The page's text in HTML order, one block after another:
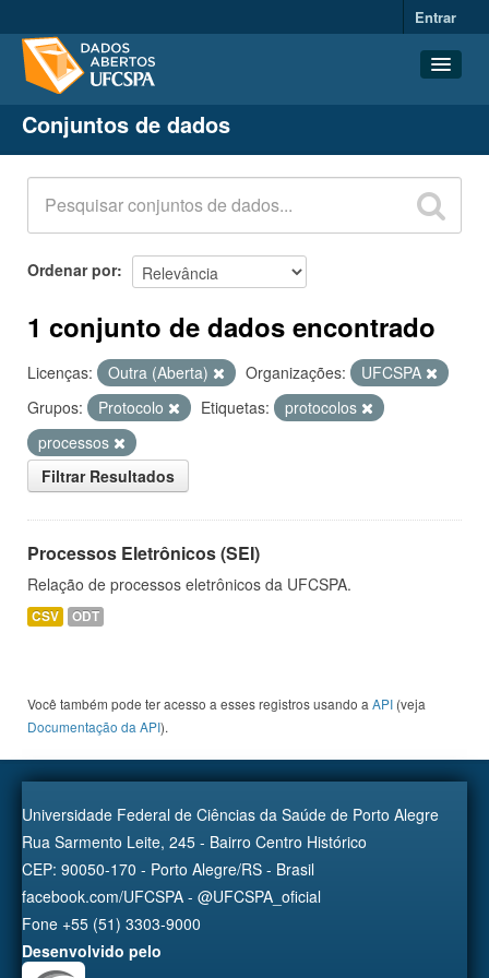
Entrar
Conjuntos de dados
Organizações
Grupos
Sobre
Conjuntos de dados
Ordenar por
1 conjunto de dados encontrado
Licenças: Outra (Aberta) Organizações:
UFCSPA
Grupos:
Protocolo Etiquetas:
protocolos
processos
Filtrar Resultados
Processos Eletrônicos (SEI)
Relação de processos eletrônicos da UFCSPA.
CSV ODT
Você também pode ter acesso a esses registros usando a API (veja
Documentação da API).
Universidade Federal de Ciências da Saúde de Porto Alegre
Rua Sarmento Leite, 245 - Bairro Centro Histórico
CEP: 90050-170 - Porto Alegre/RS - Brasil
facebook.com/UFCSPA - @UFCSPA_oficial
Fone +55 (51) 3303-9000
Desenvolvido pelo